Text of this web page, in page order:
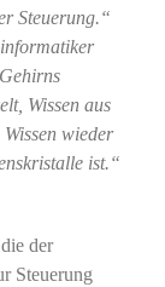
Steuerung.“
Wissen aus
wieder
ist.“
der
Steuerung